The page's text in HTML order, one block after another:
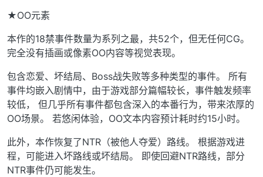
★OO元素
本作的18禁事件数量为系列之最，共52个，但无任何CG。
完全没有插画或像素OO内容等视觉表现。
包含恋爱、坏结局、Boss战失败等多种类型的事件。 所有
事件均嵌入剧情中，由于游戏部分篇幅较长，事件触发频率
较低， 但几乎所有事件都包含深入的本番行为，带来浓厚的
OO场景。 若悠闲体验，OO文本内容预计耗时约15小时。
此外，本作恢复了NTR（被他人夺爱）路线。 根据游戏进
程，可能进入坏路线或坏结局。 即使回避NTR路线，部分
NTR事件仍可能发生。